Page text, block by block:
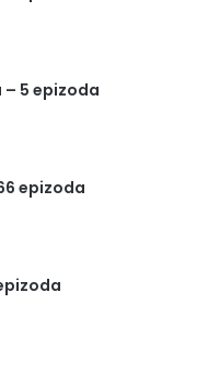
– 5 epizoda
epizoda